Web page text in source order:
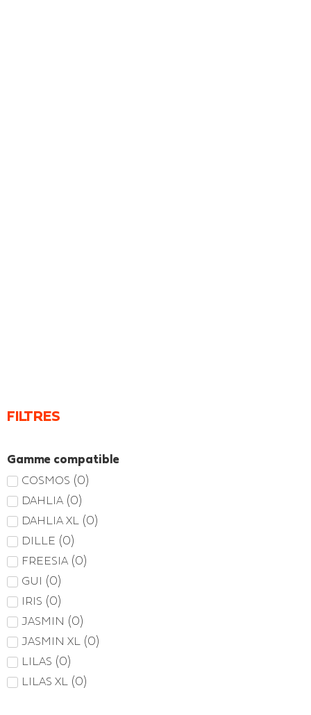
FILTRES
Gamme compatible
COSMOS (0)
DAHLIA (0)
DAHLIA XL (0)
DILLE (0)
FREESIA (0)
GUI (0)
IRIS (0)
JASMIN (0)
JASMIN XL (0)
LILAS (0)
LILAS XL (0)